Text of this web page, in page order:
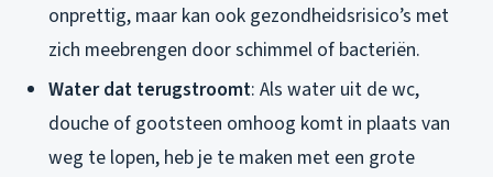
onprettig, maar kan ook gezondheidsrisico’s met
zich meebrengen door schimmel of bacteriën.
Water dat terugstroomt: Als water uit de wc,
douche of gootsteen omhoog komt in plaats van
weg te lopen, heb je te maken met een grote